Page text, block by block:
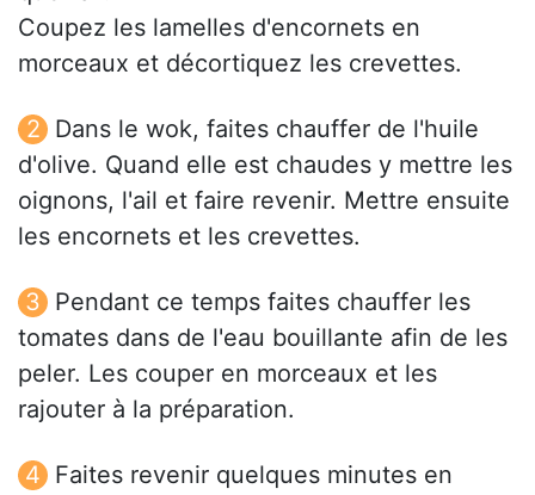
Coupez les lamelles d'encornets en
morceaux et décortiquez les crevettes.
Dans le wok, faites chauffer de l'huile
d'olive. Quand elle est chaudes y mettre les
oignons, l'ail et faire revenir. Mettre ensuite
les encornets et les crevettes.
Pendant ce temps faites chauffer les
tomates dans de l'eau bouillante afin de les
peler. Les couper en morceaux et les
rajouter à la préparation.
Faites revenir quelques minutes en